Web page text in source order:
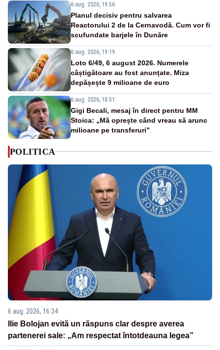
6 aug. 2026, 19:56
Planul decisiv pentru salvarea
Reactorului 2 de la Cernavodă. Cum vor fi
scufundate barjele în Dunăre
6 aug. 2026, 19:19
Loto 6/49, 6 august 2026. Numerele
câștigătoare au fost anunțate. Miza
depășește 9 milioane de euro
6 aug. 2026, 18:51
Gigi Becali, mesaj în direct pentru MM
Stoica: „Mă oprește când vreau să arunc
milioane pe transferuri”
POLITICA
6 aug. 2026, 16:34
Ilie Bolojan evită un răspuns clar despre averea
partenerei sale: „Am respectat întotdeauna legea”